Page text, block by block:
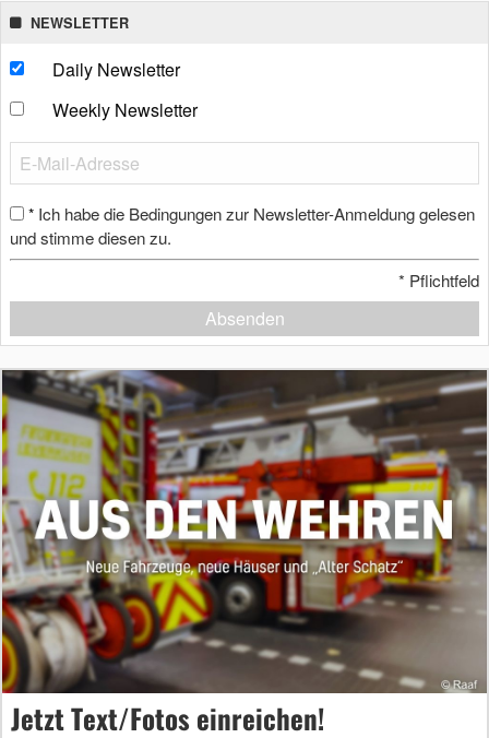
NEWSLETTER
Daily Newsletter
Weekly Newsletter
* Ich habe die Bedingungen zur Newsletter-Anmeldung gelesen
und stimme diesen zu.
* Pflichtfeld
Absenden
Jetzt Text/Fotos einreichen!